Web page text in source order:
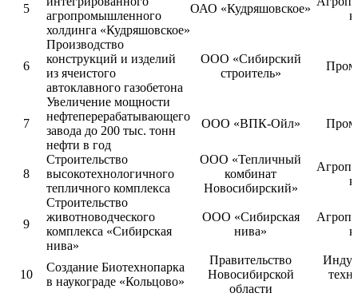
5
агропромышленного
холдинга «Кудряшовское»
ОАО «Кудряшовское»
6
Производство
конструкций и изделий
из ячеистого
автоклавного газобетона
ООО «Сибирский
строитель»
7
Увеличение мощности
нефтеперерабатывающего
завода до 200 тыс. тонн
нефти в год
ООО «ВПК-Ойл»
8
Строительство
высокотехнологичного
тепличного комплекса
ООО «Тепличный
комбинат
Новосибирский»
9
Строительство
животноводческого
комплекса «Сибирская
нива»
ООО «Сибирская
нива»
10
Создание Биотехнопарка
в наукограде «Кольцово»
Правительство
Новосибирской
области